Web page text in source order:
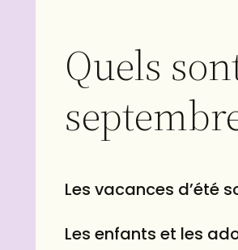
Quels
Les vacances d’été
Les enfants et les